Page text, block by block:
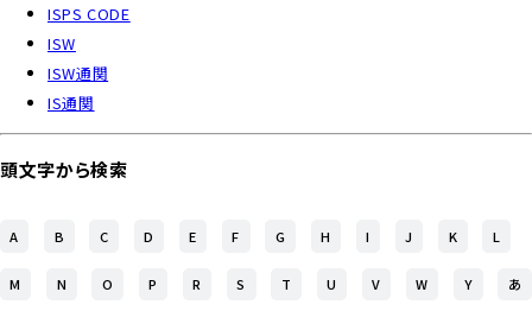
ISPS CODE
ISW
ISW通関
IS通関
頭文字から検索
A B C D E F G H I J K L
M N O P R S T U V W Y あ